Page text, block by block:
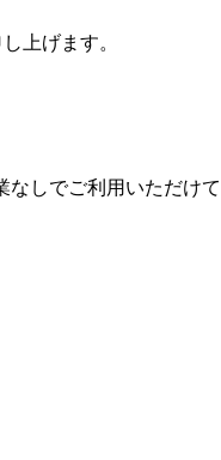
上げます。
しでご利用いただけて